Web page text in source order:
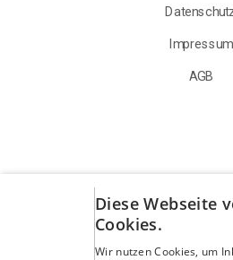
Impressum
AGB
Diese Webseite
Cookies.
Wir nutzen Cookies, um